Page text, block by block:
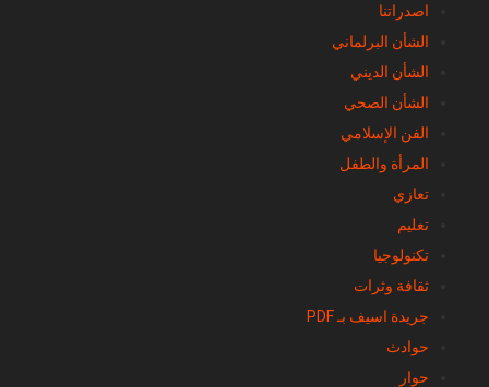
اصدراتنا
الشأن البرلماني
الشأن الديني
الشأن الصحي
الفن الإسلامي
المرأة والطفل
تعازي
تعليم
تكنولوجيا
ثقافة وثرات
جريدة اسيف بـ PDF
حوادث
حوار